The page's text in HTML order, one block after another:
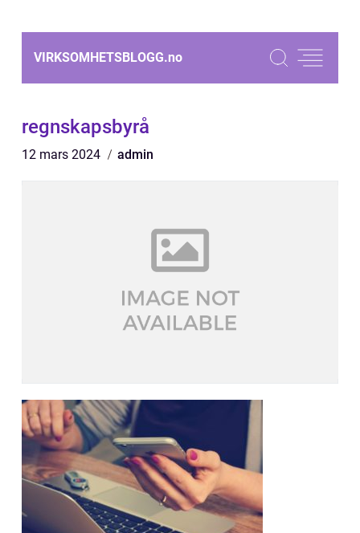
VIRKSOMHETSBLOGG.no
regnskapsbyrå
12 mars 2024 admin